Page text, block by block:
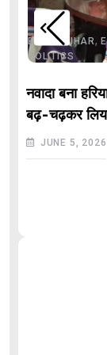
BIHAR,BIHAR,
POLITICS
नवादा बना
बढ़-चढ़कर
JUNE 5, 2026